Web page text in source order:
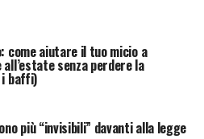
come aiutare il tuo micio a
senza perdere la
i baffi)
più “invisibili” davanti alla legge